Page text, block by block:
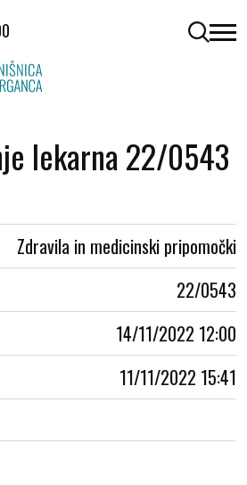
odpri
lekarna 22/0543
Zdravila in medicinski pripomočki
22/0543
14/11/2022 12:00
11/11/2022 15:41